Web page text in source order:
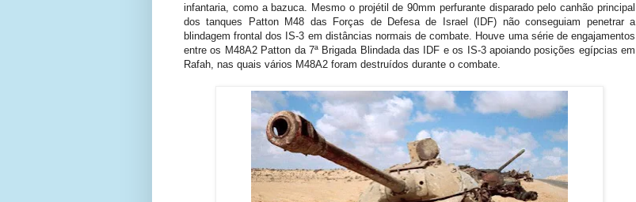
infantaria, como a bazuca. Mesmo o projétil de 90mm perfurante disparado pelo canhão principal
dos tanques Patton M48 das Forças de Defesa de Israel (IDF) não conseguiam penetrar a
blindagem frontal dos IS-3 em distâncias normais de combate.
Houve uma série de engajamentos
entre os M48A2 Patton da 7ª Brigada Blindada das IDF e os IS-3 apoiando posições egípcias em
Rafah, nas quais vários M48A2 foram destruídos durante o combate.